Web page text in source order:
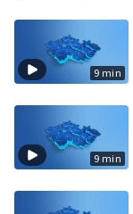
9 min
9 min